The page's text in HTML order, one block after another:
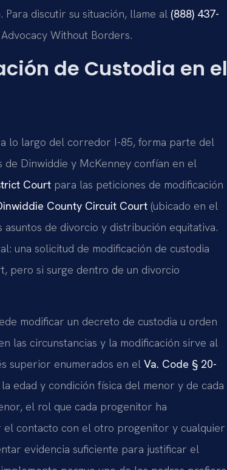
discutir su situación, llame al (888) 437-
Without Borders.
de Custodia en el
lo largo del corredor I-85, forma parte del
de Dinwiddie y McKenney confían en el
Court para las peticiones de modificación
County Circuit Court (ubicado en el
asuntos de divorcio y distribución equitativa.
una solicitud de modificación de custodia
pero si surge dentro de un divorcio
modificar un decreto de custodia u orden
las circunstancias y la modificación sirve al
superior enumerados en el Va. Code § 20-
edad y condición física del menor y de cada
el rol que cada progenitor ha
el contacto con el otro progenitor y cualquier
evidencia suficiente para justificar el